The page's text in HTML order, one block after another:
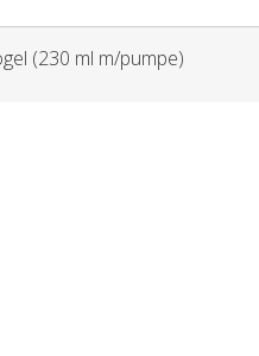
(230 ml m/pumpe)